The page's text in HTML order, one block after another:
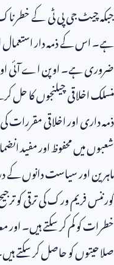
جبکہ چیٹ جی پی ٹی کے
ہے۔ اس کے ذمہ دار استعمال
ضروری ہے۔ اوپن اے آئی اور
منسلک اخلاقی چیلنجوں کا
ذمہ داری اور اخلاقی مقررات
شعبوں میں محفوظ اور مفید
ماہرین اور سیاست دانوں کے
گورننس فریم ورک کی ترقی کو
خطرات کو کم کر سکتے ہیں۔ اور
صلاحیتوں کو حاصل کر سکتے